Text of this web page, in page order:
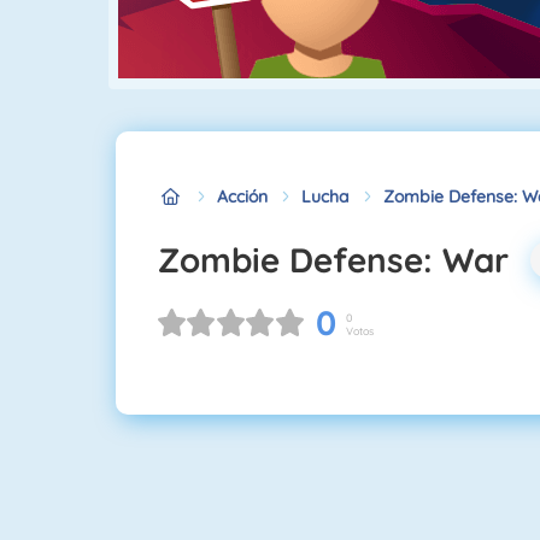
Acción Lucha Zombie Defense:
Zombie Defense: War
0
0
Votos